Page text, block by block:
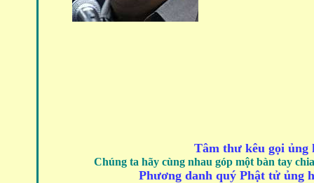
Tâm thư kêu gọi ủng
Chúng ta hãy cùng nhau góp một bàn tay
Phương danh quý Phật tử ủng